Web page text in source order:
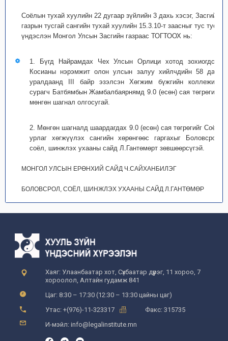
Соёлын тухай хуулийн 22 дугаар зүйлийн 3 дахь хэсэг, Засгийн
газрын тусгай сангийн тухай хуулийн 15.3.10-т заасныг тус тус
үндэслэн Монгол Улсын Засгийн газраас ТОГТООХ нь:
1. Бүгд Найрамдах Чех Улсын Орлици хотод зохиогдсон
Косианы нэрэмжит олон улсын залуу хийлчдийн 58 дахь
уралдаанд III байр эзэлсэн Хөгжим бүжгийн коллежийн
сурагч Батбямбын Жамбалбаярнямд 9.0 (есөн) сая төгрөгийн
мөнгөн шагнал олгосугай.
2. Мөнгөн шагналд шаардагдах 9.0 (есөн) сая төгрөгийг Соёл,
урлаг хөгжүүлэх сангийн хөрөнгөөс гаргахыг Боловсрол,
соёл, шинжлэх ухааны сайд Л.Гантөмөрт зөвшөөрсүгэй.
МОНГОЛ УЛСЫН ЕРӨНХИЙ САЙД Ч.САЙХАНБИЛЭГ
БОЛОВСРОЛ, СОЁЛ, ШИНЖЛЭХ УХААНЫ САЙД Л.ГАНТӨМӨР
Хаяг: Улаанбаатар хот, Сүхбаатар дүүрэг, 11 хороо, 7
хороолол, Алтайн гудамж 841
Цаг: 8:30 – 17:30 (12:30 – 13:30 цайны цаг)
Утас: +(976)-11-323317
Факс: 315735
И-мэйл: info@legalinstitute.mn